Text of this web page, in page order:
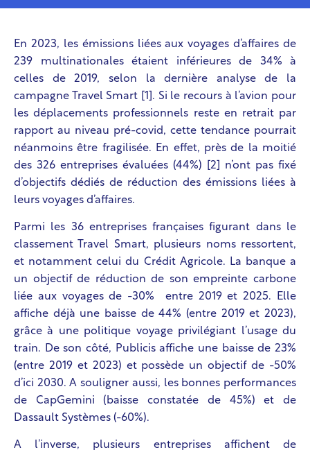
En 2023, les émissions liées aux voyages d’affaires de
239 multinationales étaient inférieures de 34% à
celles de 2019, selon la dernière analyse de la
campagne Travel Smart
[1] . Si le recours à l’avion pour
les déplacements professionnels reste en retrait par
rapport au niveau pré-covid, cette tendance pourrait
néanmoins être fragilisée. En effet, près de la moitié
des 326 entreprises évaluées (44%)
[2]
n’ont pas fixé
d’objectifs dédiés de réduction des émissions liées à
leurs voyages d’affaires.
Parmi les 36 entreprises françaises figurant dans le
classement Travel Smart, plusieurs noms ressortent,
et notamment celui du Crédit Agricole. La banque a
un objectif de réduction de son empreinte carbone
liée aux voyagesde -30%
entre 2019 et 2025. Elle
affiche déjà une baisse de 44% (entre 2019 et 2023),
grâce à une politique voyage privilégiant l’usage du
train. De son côté, Publicis affiche une baisse de 23%
(entre 2019 et 2023) et possède un objectif de -50%
d’ici 2030. A souligner aussi, les bonnes performances
de CapGemini (baisse constatée de 45%) et de
Dassault Systèmes (-60%).
A l’inverse, plusieurs entreprises affichent de